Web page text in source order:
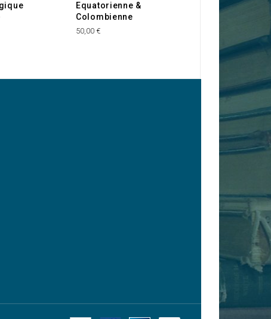
Equatorienne &
Colombienne
50,00 €
Colombie - Dette